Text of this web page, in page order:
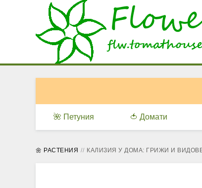
🌺 Петуния 🍅 Домати
🌼 РАСТЕНИЯ КАЛИЗИЯ У ДОМА: ГРИЖИ И